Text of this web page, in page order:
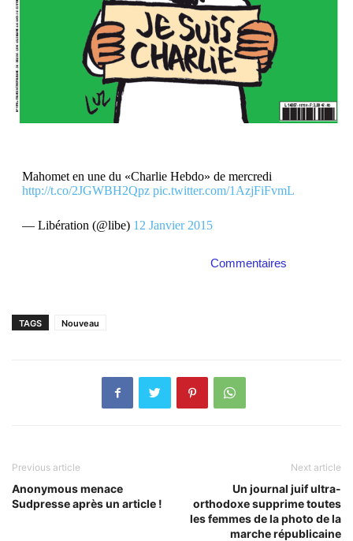
Mahomet en une du «Charlie Hebdo» de mercredi
http://t.co/2JGWBH2Qpz pic.twitter.com/1AzjFiFvmL
— Libération (@libe) 12 Janvier 2015
Commentaires
TAGS Nouveau
Previous article
Anonymous menace
Sudpresse après un article !
Next article
Un journal juif ultra-
orthodoxe supprime toutes
les femmes de la photo de la
marche républicaine